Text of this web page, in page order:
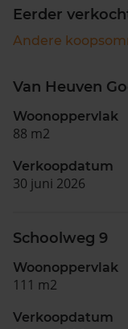
Eerder
Andere
Van Heuven
Woonoppervlak
88 m2
Verkoopdatum
30 juni 2026
Schoolweg 9
Woonoppervlak
111 m2
Verkoopdatum